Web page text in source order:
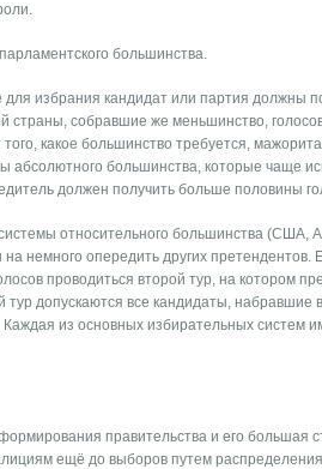
большинства.
избрания кандидат или партия должны
страны, собравшие же меньшинство,
какое большинство требуется,
абсолютного большинства, которые чаще
должен получить больше половины
относительного большинства (США,
немного опередить других претендентов.
проводиться второй тур, на котором
тур допускаются все кандидаты, набравшие
из основных избирательных систем
правительства и его большая
ещё до выборов путем